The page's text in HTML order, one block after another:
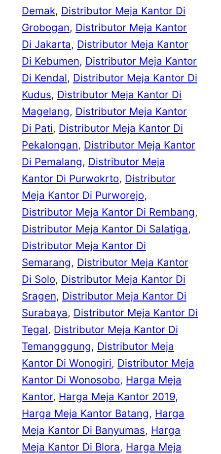
Demak, Distributor Meja Kantor Di
Grobogan, Distributor Meja Kantor
Di Jakarta, Distributor Meja Kantor
Di Kebumen, Distributor Meja Kantor
Di Kendal, Distributor Meja Kantor Di
Kudus, Distributor Meja Kantor Di
Magelang, Distributor Meja Kantor
Di Pati, Distributor Meja Kantor Di
Pekalongan, Distributor Meja Kantor
Di Pemalang, Distributor Meja
Kantor Di Purwokrto, Distributor
Meja Kantor Di Purworejo
Distributor Meja Kantor Di Rembang
Distributor Meja Kantor Di Salatiga
Distributor Meja Kantor Di
Semarang, Distributor Meja Kantor
Di Solo, Distributor Meja Kantor Di
Sragen, Distributor Meja Kantor Di
Surabaya, Distributor Meja Kantor Di
Tegal, Distributor Meja Kantor Di
Temangggung, Distributor Meja
Kantor Di Wonogiri, Distributor Meja
Kantor Di Wonosobo, Harga Meja
Kantor, Harga Meja Kantor 2019
Harga Meja Kantor Batang, Harga
Meja Kantor Di Banyumas, Harga
Meja Kantor Di Blora, Harga Meja